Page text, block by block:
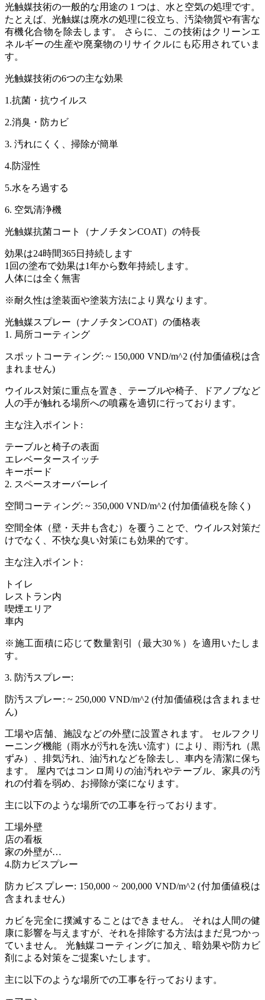
光触媒技術の一般的な用途の 1 つは、水と空気の処理です。
たとえば、光触媒は廃水の処理に役立ち、汚染物質や有害な
有機化合物を除去します。 さらに、この技術はクリーンエ
ネルギーの生産や廃棄物のリサイクルにも応用されていま
す。
光触媒技術の6つの主な効果
1.抗菌・抗ウイルス
2.消臭・防カビ
3. 汚れにくく、掃除が簡単
4.防湿性
5.水をろ過する
6. 空気清浄機
光触媒抗菌コート（ナノチタンCOAT）の特長
効果は24時間365日持続します
1回の塗布で効果は1年から数年持続します。
人体には全く無害
※耐久性は塗装面や塗装方法により異なります。
光触媒スプレー（ナノチタンCOAT）の価格表
1. 局所コーティング
スポットコーティング: ~ 150,000 VND/m^2 (付加価値税は含
まれません)
ウイルス対策に重点を置き、テーブルや椅子、ドアノブなど
人の手が触れる場所への噴霧を適切に行っております。
主な注入ポイント:
テーブルと椅子の表面
エレベータースイッチ
キーボード
2. スペースオーバーレイ
空間コーティング: ~ 350,000 VND/m^2 (付加価値税を除く)
空間全体（壁・天井も含む）を覆うことで、ウイルス対策だ
けでなく、不快な臭い対策にも効果的です。
主な注入ポイント:
トイレ
レストラン内
喫煙エリア
車内
※施工面積に応じて数量割引（最大30％）を適用いたしま
す。
3. 防汚スプレー:
防汚スプレー: ~ 250,000 VND/m^2 (付加価値税は含まれませ
ん)
工場や店舗、施設などの外壁に設置されます。 セルフクリ
ーニング機能（雨水が汚れを洗い流す）により、雨汚れ（黒
ずみ）、排気汚れ、油汚れなどを除去し、車内を清潔に保ち
ます。 屋内ではコンロ周りの油汚れやテーブル、家具の汚
れの付着を弱め、お掃除が楽になります。
主に以下のような場所での工事を行っております。
工場外壁
店の看板
家の外壁が…
4.防カビスプレー
防カビスプレー: 150,000 ~ 200,000 VND/m^2 (付加価値税は
含まれません)
カビを完全に撲滅することはできません。 それは人間の健
康に影響を与えますが、それを排除する方法はまだ見つかっ
ていません。 光触媒コーティングに加え、暗効果や防カビ
剤による対策をご提案いたします。
主に以下のような場所での工事を行っております。